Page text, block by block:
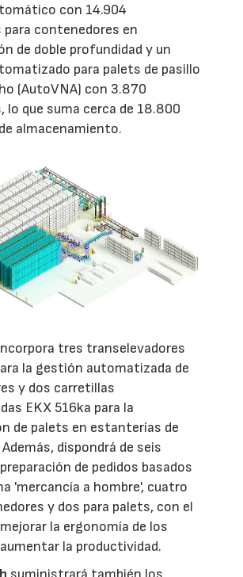
con 14.904
para contenedores en
de doble profundidad y un
para palets de pasillo
(AutoVNA) con 3.870
lo que suma cerca de 18.800
almacenamiento.
tres transelevadores
la gestión automatizada de
y dos carretillas
EKX 516ka para la
de palets en estanterías de
dispondrá de seis
de pedidos basados
'mercancía a hombre', cuatro
y dos para palets, con el
la ergonomía de los
la productividad.